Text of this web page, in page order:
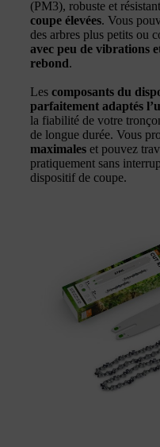
(PM3), robuste et
coupe élevées. Vous
des arbres plus petits ou
avec peu de vibrations
rebond.
Les composants du
parfaitement adaptés
la fiabilité de votre
de longue durée. Vous
maximales et pouvez
pratiquement sans
dispositif de coupe.